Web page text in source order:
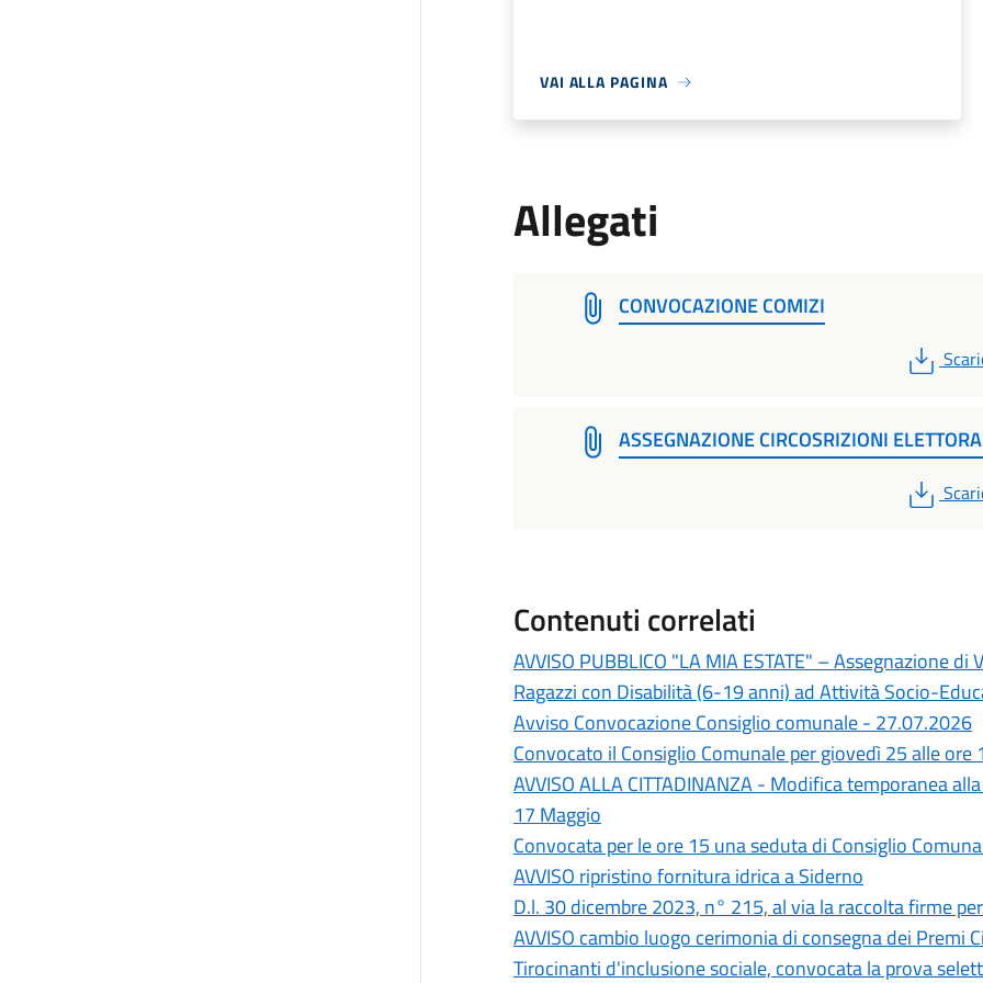
VAI ALLA PAGINA
Allegati
CONVOCAZIONE COMIZI
PDF
ASSEGNAZIONE CIRCOSRIZIONI
PDF
Contenuti correlati
AVVISO PUBBLICO "LA MIA ESTATE" – Assegnazione
Ragazzi con Disabilità (6-19 anni) ad Attività Socio-
Avviso Convocazione Consiglio comunale - 27.07.2026
Convocato il Consiglio Comunale per giovedì 25 alle ore
AVVISO ALLA CITTADINANZA - Modifica temporanea
17 Maggio
Convocata per le ore 15 una seduta di Consiglio
AVVISO ripristino fornitura idrica a Siderno
D.l. 30 dicembre 2023, n° 215, al via la raccolta firme
AVVISO cambio luogo cerimonia di consegna dei Premi
Tirocinanti d'inclusione sociale, convocata la prova